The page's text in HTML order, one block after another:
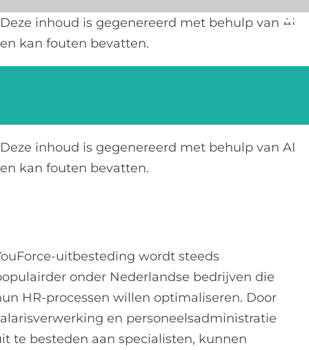
Ga
naar
inhoud
Deze inhoud is gegenereerd met behulp van AI
en kan fouten bevatten.
Deze inhoud is gegenereerd met behulp van AI
en kan fouten bevatten.
uitbesteding wordt steeds
onder Nederlandse bedrijven die
HR-processen willen optimaliseren. Door
en personeelsadministratie
te besteden aan specialisten, kunnen